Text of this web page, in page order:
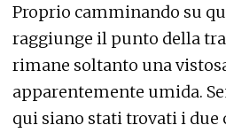
Proprio camminando su
raggiunge il punto della
rimane soltanto una
apparentemente umida.
qui siano stati trovati i due